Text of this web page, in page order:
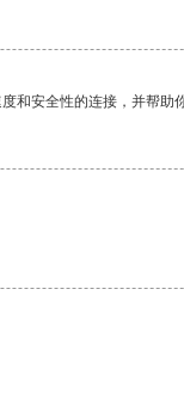
和安全性的连接，并帮助